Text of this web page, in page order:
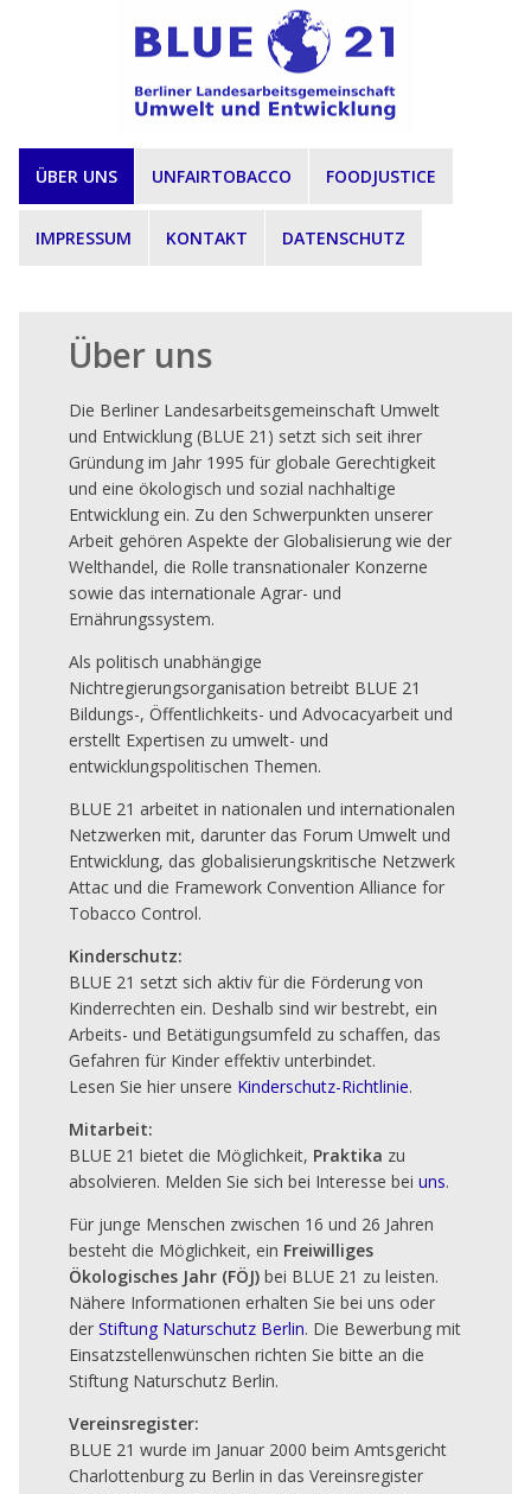
ÜBER UNS UNFAIRTOBACCO FOODJUSTICE
IMPRESSUM KONTAKT DATENSCHUTZ
Über uns
Die Berliner Landesarbeitsgemeinschaft Umwelt
und Entwicklung (BLUE 21) setzt sich seit ihrer
Gründung im Jahr 1995 für globale Gerechtigkeit
und eine ökologisch und sozial nachhaltige
Entwicklung ein. Zu den Schwerpunkten unserer
Arbeit gehören Aspekte der Globalisierung wie der
Welthandel, die Rolle transnationaler Konzerne
sowie das internationale Agrar- und
Ernährungssystem.
Als politisch unabhängige
Nichtregierungsorganisation betreibt BLUE 21
Bildungs-, Öffentlichkeits- und Advocacyarbeit und
erstellt Expertisen zu umwelt- und
entwicklungspolitischen Themen.
BLUE 21 arbeitet in nationalen und internationalen
Netzwerken mit, darunter das Forum Umwelt und
Entwicklung, das globalisierungskritische Netzwerk
Attac und die Framework Convention Alliance for
Tobacco Control.
Kinderschutz:
BLUE 21 setzt sich aktiv für die Förderung von
Kinderrechten ein. Deshalb sind wir bestrebt, ein
Arbeits- und Betätigungsumfeld zu schaffen, das
Gefahren für Kinder effektiv unterbindet.
Lesen Sie hier unsere Kinderschutz-Richtlinie.
Mitarbeit:
BLUE 21 bietet die Möglichkeit, Praktika zu
absolvieren. Melden Sie sich bei Interesse bei uns.
Für junge Menschen zwischen 16 und 26 Jahren
besteht die Möglichkeit, ein Freiwilliges
Ökologisches Jahr (FÖJ) bei BLUE 21 zu leisten.
Nähere Informationen erhalten Sie bei uns oder
der Stiftung Naturschutz Berlin. Die Bewerbung mit
Einsatzstellenwünschen richten Sie bitte an die
Stiftung Naturschutz Berlin.
Vereinsregister:
BLUE 21 wurde im Januar 2000 beim Amtsgericht
Charlottenburg zu Berlin in das Vereinsregister